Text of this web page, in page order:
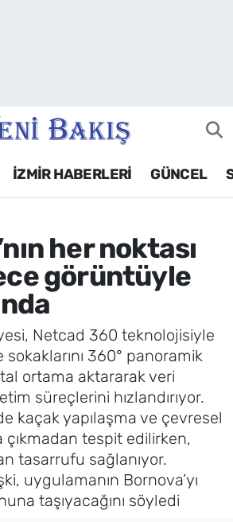
İZMİR HABERLERİ GÜNCEL
her noktası
görüntüyle
Netcad 360 teknolojisiyle
360° panoramik
ortama aktararak veri
süreçlerini hızlandırıyor.
kaçak yapılaşma ve çevresel
tespit edilirken,
tasarrufu sağlanıyor.
uygulamanın Bornova’yı
taşıyacağını söyledi
Adliye